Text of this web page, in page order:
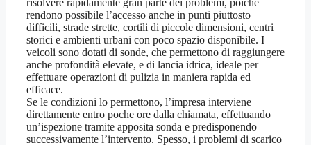
risolvere rapidamente gran parte dei problemi, poiché
rendono possibile l’accesso anche in punti piuttosto
difficili, strade strette, cortili di piccole dimensioni, centri
storici e ambienti urbani con poco spazio disponibile. I
veicoli sono dotati di sonde, che permettono di raggiungere
anche profondità elevate, e di lancia idrica, ideale per
effettuare operazioni di pulizia in maniera rapida ed
efficace.
Se le condizioni lo permettono, l’impresa interviene
direttamente entro poche ore dalla chiamata, effettuando
un’ispezione tramite apposita sonda e predisponendo
successivamente l’intervento. Spesso, i problemi di scarico